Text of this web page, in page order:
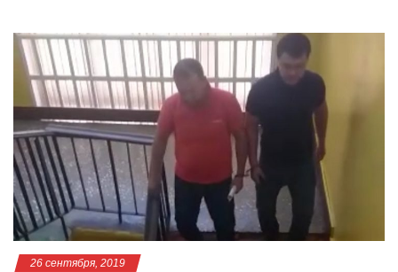
at
s
A
p
p
c
e
b
o
o
k
tt
er
n
o
kl
ni
ki
e
gr
a
m
.R
u
er п
ь
26 сентября, 2019